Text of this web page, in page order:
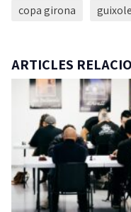
copa girona
ARTICLES